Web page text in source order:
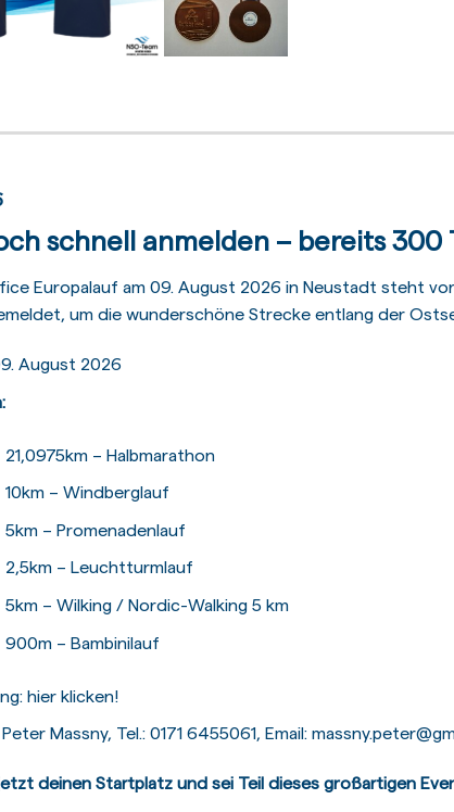
schnell anmelden – bereits
Europalauf am 09. August 2026 in Neustadt steht
um die wunderschöne Strecke entlang der
August 2026
21,0975km – Halbmarathon
10km – Windberglauf
5km – Promenadenlauf
2,5km – Leuchtturmlauf
5km – Wilking / Nordic-Walking 5 km
900m – Bambinilauf
hier klicken!
Massny, Tel.: 0171 6455061, Email:
deinen Startplatz und sei Teil dieses großartigen